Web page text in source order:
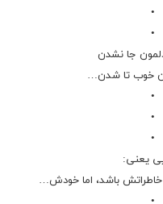
•
•
جا نشدن
خوب تا شدن…
•
•
•
یعنی:
خاطراتش باشد، اما خودش…